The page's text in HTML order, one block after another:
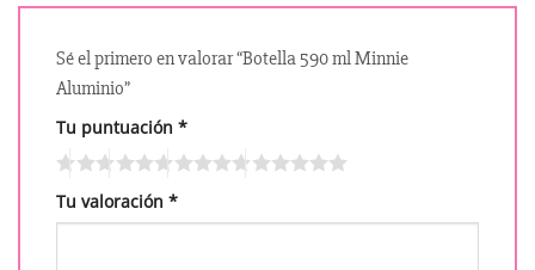
Sé el primero en valorar “Botella 590 ml Minnie
Aluminio”
Tu puntuación *
Tu valoración *